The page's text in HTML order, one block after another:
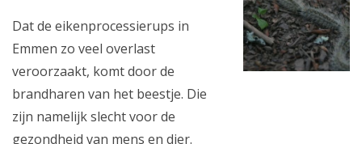
Dat de eikenprocessierups in
Emmen zo veel overlast
veroorzaakt, komt door de
brandharen van het beestje. Die
zijn namelijk slecht voor de
gezondheid van mens en dier.